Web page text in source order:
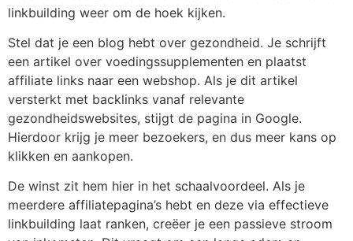
linkbuilding weer om de hoek kijken.
Stel dat je een blog hebt over gezondheid. Je schrijft
een artikel over voedingssupplementen en plaatst
affiliate links naar een webshop. Als je dit artikel
versterkt met backlinks vanaf relevante
gezondheidswebsites, stijgt de pagina in Google.
Hierdoor krijg je meer bezoekers, en dus meer kans op
klikken en aankopen.
De winst zit hem hier in het schaalvoordeel. Als je
meerdere affiliatepagina’s hebt en deze via effectieve
linkbuilding laat ranken, creëer je een passieve stroom